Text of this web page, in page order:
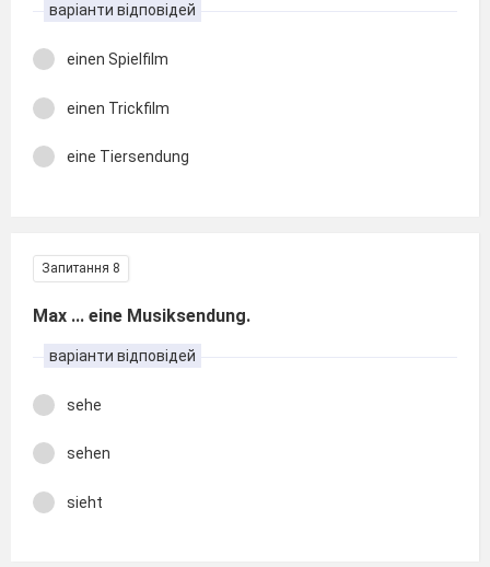
варіанти відповідей
einen Spielfilm
einen Trickfilm
eine Tiersendung
Запитання 8
Max ... eine Musiksendung.
варіанти відповідей
sehe
sehen
sieht